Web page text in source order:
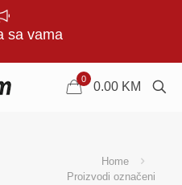
sa vama
0
0.00 KM
Home
Proizvodi označeni